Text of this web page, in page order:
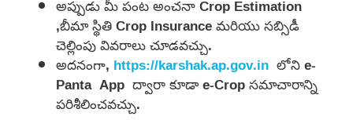
అప్పుడు మీ పంట అంచనా Crop Estimation
,బీమా స్థితి Crop Insurance మరియు సబ్సిడీ
చెల్లింపు వివరాలు చూడవచ్చు.
అదనంగా, https://karshak.ap.gov.in లోని e-
Panta App ద్వారా కూడా e-Crop సమాచారాన్ని
పరిశీలించవచ్చు.